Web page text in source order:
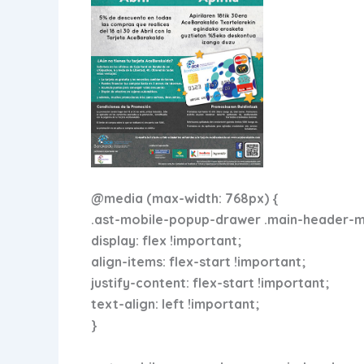
@media (max-width: 768px) {
.ast-mobile-popup-drawer .main-header-
display: flex !important;
align-items: flex-start !important;
justify-content: flex-start !important;
text-align: left !important;
}